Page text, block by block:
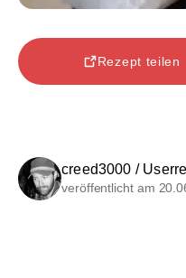
Rezept teilen
creed3000 /
veröffentlicht am